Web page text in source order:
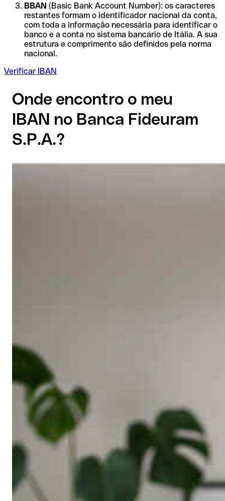
BBAN (Basic Bank Account Number): os caracteres
restantes formam o identificador nacional da conta,
com toda a informação necessária para identificar o
banco e a conta no sistema bancário de Itália. A sua
estrutura e comprimento são definidos pela norma
nacional.
Verificar IBAN
Onde encontro o meu
IBAN no Banca Fideuram
S.P.A.?